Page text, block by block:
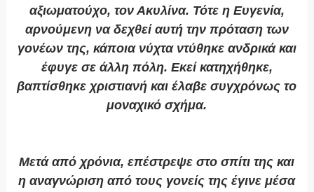
αξιωματούχο, τον Ακυλίνα. Τότε η Ευγενία,
αρνούμενη να δεχθεί αυτή την πρόταση των
γονέων της, κάποια νύχτα ντύθηκε ανδρικά και
έφυγε σε άλλη πόλη. Εκεί κατηχήθηκε,
βαπτίσθηκε χριστιανή και έλαβε συγχρόνως το
μοναχικό σχήμα.
Μετά από χρόνια, επέστρεψε στο σπίτι της και
η αναγνώριση από τους γονείς της έγινε μέσα